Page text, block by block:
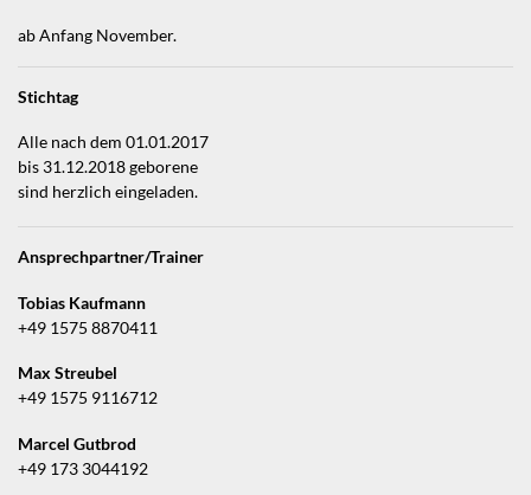
ab Anfang November.
Stichtag
Alle nach dem 01.01.2017
bis 31.12.2018 geborene
sind herzlich eingeladen.
Ansprechpartner/Trainer
Tobias Kaufmann
+49 1575 8870411
Max Streubel
+49 1575 9116712
Marcel Gutbrod
+49 173 3044192